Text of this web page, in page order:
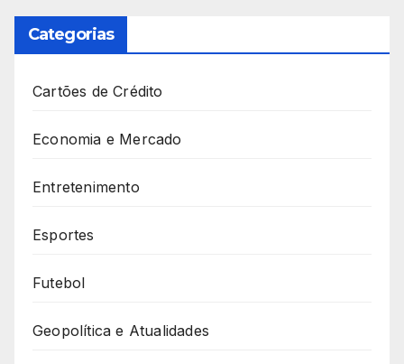
Categorias
Cartões de Crédito
Economia e Mercado
Entretenimento
Esportes
Futebol
Geopolítica e Atualidades